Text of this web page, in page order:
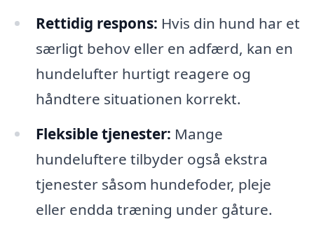
Rettidig respons: Hvis din hund har et
særligt behov eller en adfærd, kan en
hundelufter hurtigt reagere og
håndtere situationen korrekt.
Fleksible tjenester: Mange
hundeluftere tilbyder også ekstra
tjenester såsom hundefoder, pleje
eller endda træning under gåture.